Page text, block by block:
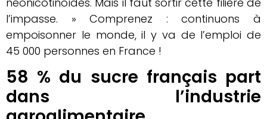
l’impasse. » Comprenez : continuons à
empoisonner le monde, il y va de l’emploi de
45 000 personnes en France !
58 % du sucre français part
dans l’industrie